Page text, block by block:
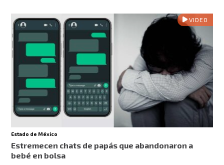
VIDEO
Estado de México
Estremecen chats de papás que abandonaron a
bebé en bolsa